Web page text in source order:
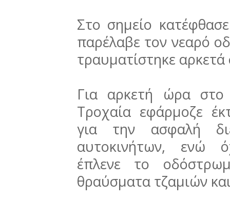
Στο σημείο
παρέλαβε τον νεαρό
τραυματίστηκε
Για αρκετή ώρα
Τροχαία εφάρμοζε
για την ασφαλή
αυτοκινήτων, ενώ
έπλενε το
θραύσματα τζαμιών